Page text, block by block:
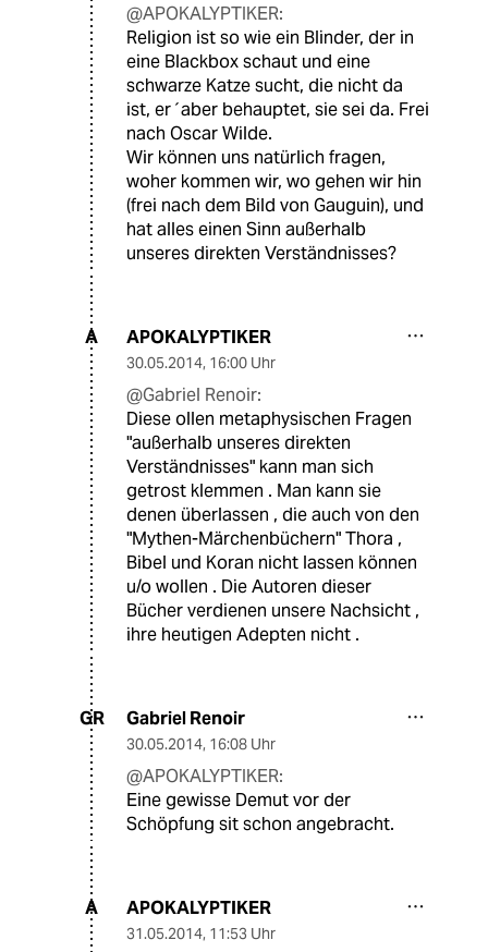
@APOKALYPTIKER:
Religion ist so wie ein Blinder, der in
eine Blackbox schaut und eine
schwarze Katze sucht, die nicht da
ist, er´aber behauptet, sie sei da. Frei
nach Oscar Wilde.
Wir können uns natürlich fragen,
woher kommen wir, wo gehen wir hin
(frei nach dem Bild von Gauguin), und
hat alles einen Sinn außerhalb
unseres direkten Verständnisses?
A APOKALYPTIKER
30.05.2014, 16:00 Uhr
@Gabriel Renoir:
Diese ollen metaphysischen Fragen
"außerhalb unseres direkten
Verständnisses" kann man sich
getrost klemmen . Man kann sie
denen überlassen , die auch von den
"Mythen-Märchenbüchern" Thora ,
Bibel und Koran nicht lassen können
u/o wollen . Die Autoren dieser
Bücher verdienen unsere Nachsicht ,
ihre heutigen Adepten nicht .
GR Gabriel Renoir
30.05.2014, 16:08 Uhr
@APOKALYPTIKER:
Eine gewisse Demut vor der
Schöpfung sit schon angebracht.
A APOKALYPTIKER
31.05.2014, 11:53 Uhr